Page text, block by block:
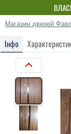
Магазин дверей
Інфо